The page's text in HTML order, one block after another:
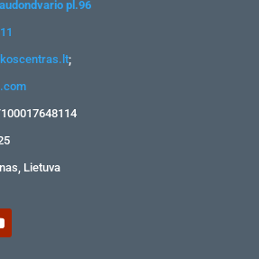
pl.96
;
Lietuva